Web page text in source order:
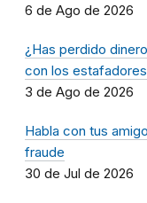
6 de Ago de 2026
¿Has perdido
con los
3 de Ago de 2026
Habla con tus
fraude
30 de Jul de 2026